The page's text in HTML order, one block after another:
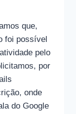
que,
foi possível
pelo
por
onde
do Google